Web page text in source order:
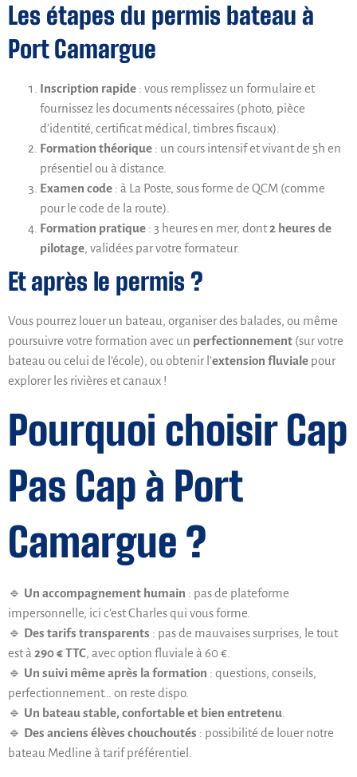
Les étapes du permis bateau à
Port Camargue
Inscription rapide : vous remplissez un formulaire et
fournissez les documents nécessaires (photo, pièce
d’identité, certificat médical, timbres fiscaux).
Formation théorique : un cours intensif et vivant de 5h en
présentiel ou à distance.
Examen code : à La Poste, sous forme de QCM (comme
pour le code de la route).
Formation pratique : 3 heures en mer, dont 2 heures de
pilotage, validées par votre formateur.
Et après le permis ?
Vous pourrez louer un bateau, organiser des balades, ou même
poursuivre votre formation avec un perfectionnement (sur votre
bateau ou celui de l’école), ou obtenir l’extension fluviale pour
explorer les rivières et canaux !
Pourquoi choisir Cap
Pas Cap à Port
Camargue ?
🔹 Un accompagnement humain : pas de plateforme
impersonnelle, ici c’est Charles qui vous forme.
🔹 Des tarifs transparents : pas de mauvaises surprises, le tout
est à 290 € TTC, avec option fluviale à 60 €.
🔹 Un suivi même après la formation : questions, conseils,
perfectionnement… on reste dispo.
🔹 Un bateau stable, confortable et bien entretenu
🔹 Des anciens élèves chouchoutés : possibilité de louer notre
bateau Medline à tarif préférentiel.